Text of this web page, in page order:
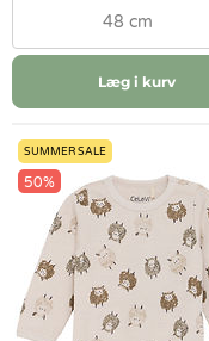
48 cm
Læg i kurv
SUMMER SALE
50%